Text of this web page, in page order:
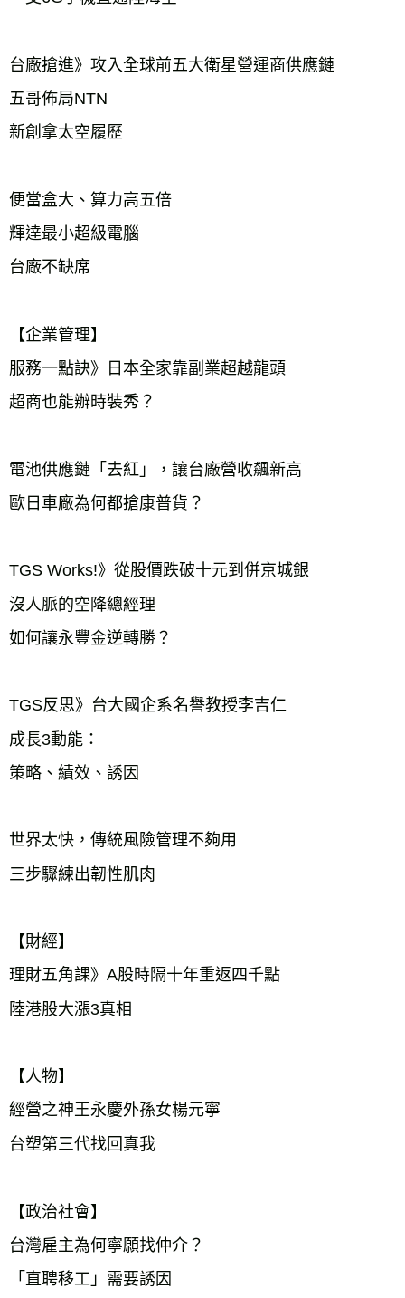
台廠搶進》攻入全球前五大衛星營運商供應鏈
五哥佈局NTN
新創拿太空履歷
便當盒大、算力高五倍
輝達最小超級電腦
台廠不缺席
【企業管理】
服務一點訣》日本全家靠副業超越龍頭
超商也能辦時裝秀？
電池供應鏈「去紅」，讓台廠營收飆新高
歐日車廠為何都搶康普貨？
TGS Works!》從股價跌破十元到併京城銀
沒人脈的空降總經理
如何讓永豐金逆轉勝？
TGS反思》台大國企系名譽教授李吉仁
成長3動能：
策略、績效、誘因
世界太快，傳統風險管理不夠用
三步驟練出韌性肌肉
【財經】
理財五角課》A股時隔十年重返四千點
陸港股大漲3真相
【人物】
經營之神王永慶外孫女楊元寧
台塑第三代找回真我
【政治社會】
台灣雇主為何寧願找仲介？
「直聘移工」需要誘因